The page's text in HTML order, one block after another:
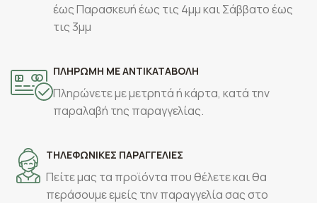
έως Παρασκευή έως τις 4μμ και Σάββατο έως
τις 3μμ
ΠΛΗΡΩΜΗ ΜΕ ΑΝΤΙΚΑΤΑΒΟΛΗ
Πληρώνετε με μετρητά ή κάρτα, κατά την
παραλαβή της παραγγελίας.
ΤΗΛΕΦΩΝΙΚΕΣ ΠΑΡΑΓΓΕΛΙΕΣ
Πείτε μας τα προϊόντα που θέλετε και θα
περάσουμε εμείς την παραγγελία σας στο